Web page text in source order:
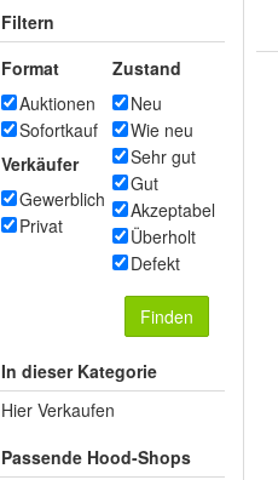
Filtern
Format
Auktionen
Sofortkauf
Verkäufer
Gewerblich
Privat
Zustand
Neu
Wie neu
Sehr gut
Gut
Akzeptabel
Überholt
Defekt
Finden
In dieser Kategorie
Hier Verkaufen
Passende Hood-Shops